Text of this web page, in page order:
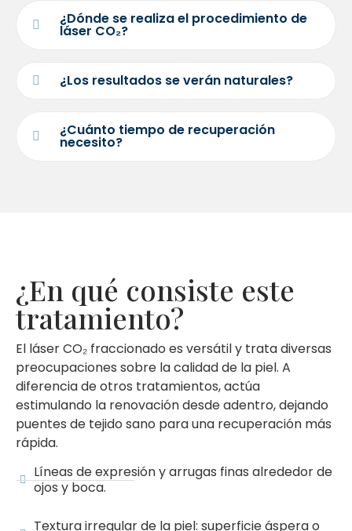
¿Dónde se realiza el procedimiento de
láser CO₂?
¿Los resultados se verán naturales?
¿Cuánto tiempo de recuperación
necesito?
¿En qué consiste este
tratamiento?
El láser CO₂ fraccionado es versátil y trata diversas
preocupaciones sobre la calidad de la piel. A
diferencia de otros tratamientos, actúa
estimulando la renovación desde adentro, dejando
puentes de tejido sano para una recuperación más
rápida.
Líneas de expresión y arrugas finas alrededor de
ojos y boca.
Textura irregular de la piel: superficie áspera o